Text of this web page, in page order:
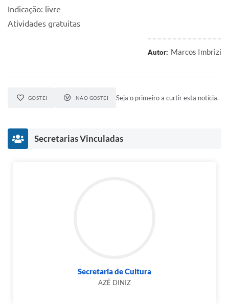
Indicação: livre
Atividades gratuitas
Autor: Marcos Imbrizi
GOSTEI NÃO GOSTEI Seja o primeiro a curtir esta notícia.
Secretarias Vinculadas
Secretaria de Cultura
AZÊ DINIZ